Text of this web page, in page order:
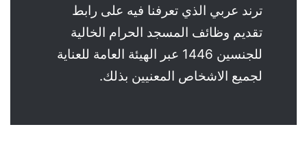
ترند عربي الذي تعرفنا فيه على رابط
تقديم وظائف المسجد الحرام الخالية
للجنسين 1446 عبر الهيئة العامة للعناية
لجميع الاشخاص المعنيين بذلك.